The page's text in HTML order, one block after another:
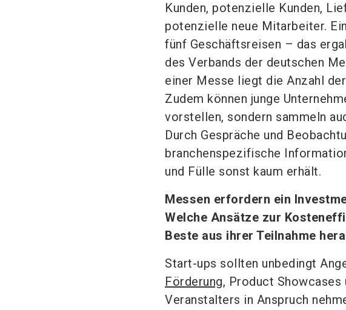
Kunden, potenzielle Kunden,
potenzielle neue Mitarbeiter.
fünf Geschäftsreisen – das
des Verbands der deutschen
einer Messe liegt die Anzahl
Zudem können junge
vorstellen, sondern sammeln
Durch Gespräche und
branchenspezifische
und Fülle sonst kaum erhält.
Messen erfordern ein
Welche Ansätze zur
Beste aus ihrer Teilnahme
Start-ups sollten unbedingt
Förderung, Product
Veranstalters in Anspruch